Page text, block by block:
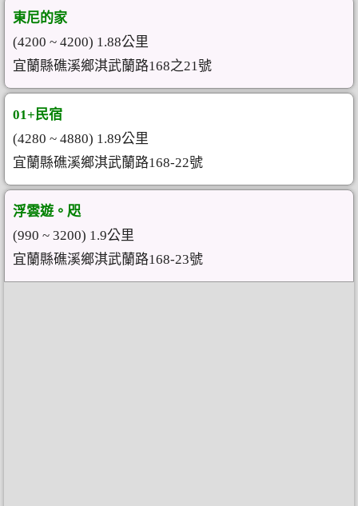
東尼的家
(4200 ~ 4200) 1.88公里
宜蘭縣礁溪鄉淇武蘭路168之21號
01+民宿
(4280 ~ 4880) 1.89公里
宜蘭縣礁溪鄉淇武蘭路168-22號
浮雲遊。咫
(990 ~ 3200) 1.9公里
宜蘭縣礁溪鄉淇武蘭路168-23號